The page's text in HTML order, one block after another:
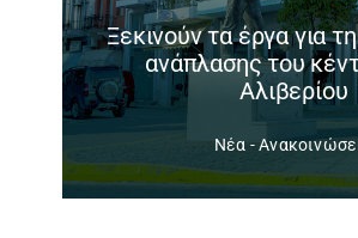
Ξεκινούν τα έργα για
ανάπλασης του
Αλιβερίου
Νέα -